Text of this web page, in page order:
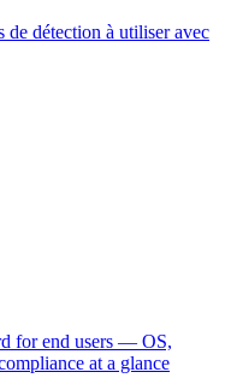
de détection à utiliser avec
for end users — OS,
at a glance